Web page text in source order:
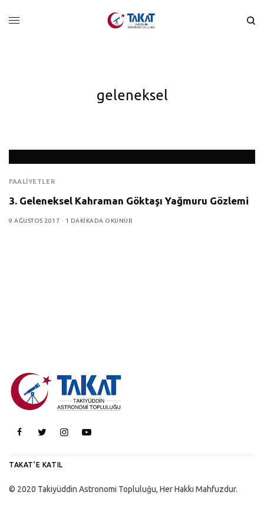
geleneksel
FAALIYETLER
3. Geleneksel Kahraman Göktaşı Yağmuru Gözlemi
9 AĞUSTOS 2017 1 DAKIKADA OKUNUR
TAKAT’E KATIL
© 2020 Takiyüddin Astronomi Topluluğu, Her Hakkı Mahfuzdur.